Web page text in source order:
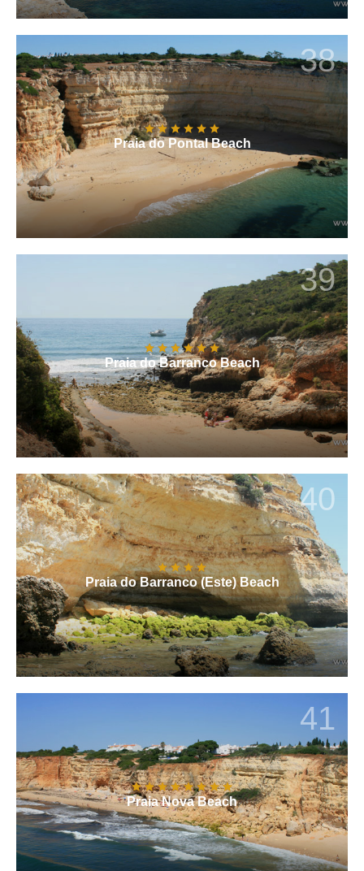
38
Praia do Pontal Beach
39
Praia do Barranco Beach
40
Praia do Barranco (Este) Beach
41
Praia Nova Beach